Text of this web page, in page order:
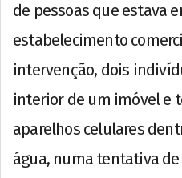
de pessoas que estava
estabelecimento
intervenção, dois
interior de um imóvel e
aparelhos celulares
água, numa tentativa